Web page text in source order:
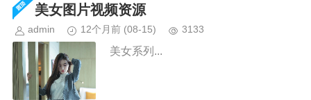
美女图片视频资源
admin 12个月前 (08-15) 3133
美女系列...